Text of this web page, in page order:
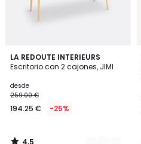
LA REDOUTE INTERIEURS
Escritorio con 2 cajones, JIMI
desde
259.00 €
194.25 € -25%
4,5
/ 5
2
Colores
4,5